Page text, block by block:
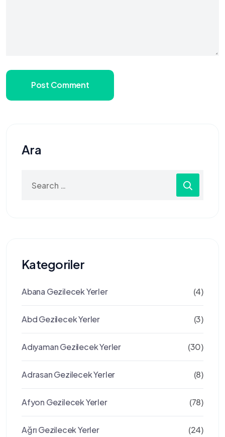
Post Comment
Ara
for:
Kategoriler
Abana Gezilecek Yerler (4)
Abd Gezilecek Yerler (3)
Adıyaman Gezilecek Yerler (30)
Adrasan Gezilecek Yerler (8)
Afyon Gezilecek Yerler (78)
Ağrı Gezilecek Yerler (24)